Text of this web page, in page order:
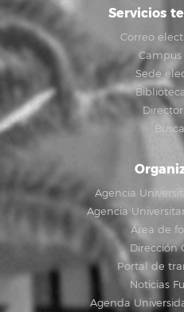
Servicios
Correo
Campus
Sede
Agencia
Agencia
Área de
Dirección
Portal de
Noticias
Agenda